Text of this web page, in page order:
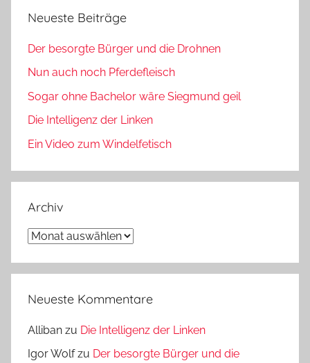
Neueste Beiträge
Der besorgte Bürger und die Drohnen
Nun auch noch Pferdefleisch
Sogar ohne Bachelor wäre Siegmund geil
Die Intelligenz der Linken
Ein Video zum Windelfetisch
Archiv
Archiv
Neueste Kommentare
Alliban zu Die Intelligenz der Linken
Igor Wolfzu Der besorgte Bürger und die